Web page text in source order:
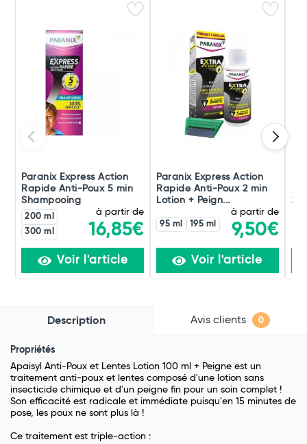
Paranix Express Action
Rapide Anti-Poux 5 min
Shampooing
200 ml
300 ml
à partir de
16,85€
Voir l'article
Paranix Express Action
Rapide Anti-Poux 2 min
Lotion + Peign...
95 ml 195 ml
à partir de
9,50€
Voir l'article
Description Avis clients 0
Propriétés
Apaisyl Anti-Poux et Lentes Lotion 100 ml + Peigne est un
traitement anti-poux et lentes composé d'une lotion sans
insecticide chimique et d'un peigne fin pour un soin complet !
Son efficacité est radicale et immédiate puisqu'en 15 minutes de
pose, les poux ne sont plus là !
Ce traitement est triple-action :